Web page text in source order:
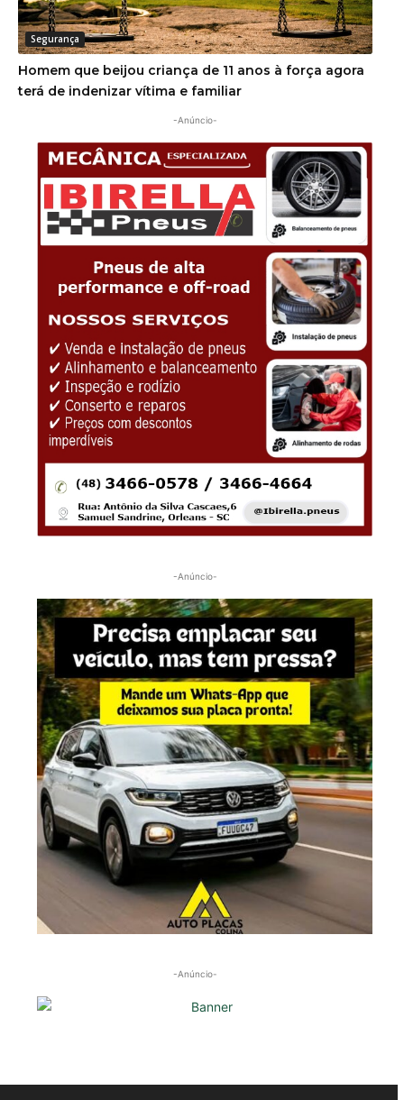
Segurança
Homem que beijou criança de 11 anos à força agora
terá de indenizar vítima e familiar
-Anúncio-
-Anúncio-
-Anúncio-